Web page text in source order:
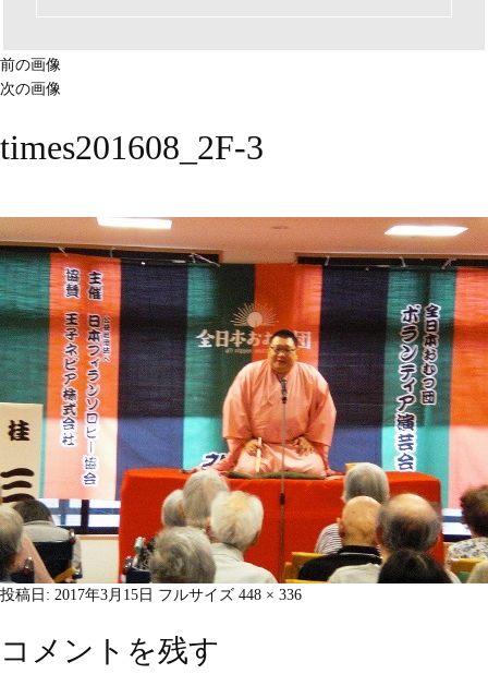
前の画像
次の画像
times201608_2F-3
投稿日: 2017年3月15日 フルサイズ 448 × 336
コメントを残す